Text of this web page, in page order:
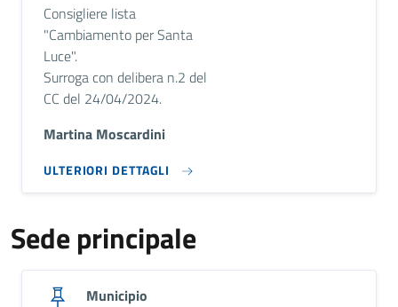
Descrizione breve
Consigliere lista
"Cambiamento per Santa
Luce".
Surroga con delibera n.2 del
CC del 24/04/2024.
Martina Moscardini
ULTERIORI DETTAGLI
Sede principale
Municipio